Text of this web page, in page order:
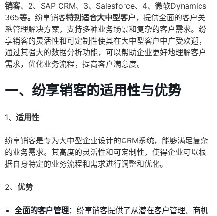
销客、2、SAP CRM、3、Salesforce、4、微软Dynamics
365等。 纷享销客特别适合大中型客户，提供全面的客户关
系管理解决方案，支持多种业务场景和复杂的客户需求。纷
享销客的灵活性和可定制性使其在大中型客户中广受欢迎，
通过其强大的数据分析功能，可以帮助企业更好地理解客户
需求，优化业务流程，提高客户满意度。
一、纷享销客的适用性与优势
1、 适用性
纷享销客是专为大中型企业设计的CRM系统，能够满足复杂
的业务需求。其高度的灵活性和可定制性，使得企业可以根
据自身特定的业务流程和需求进行调整和优化。
2、 优势
全面的客户管理：纷享销客提供了从潜在客户管理、商机